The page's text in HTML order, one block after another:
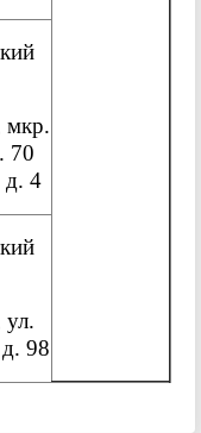
мкр.
70
д. 4
ул.
98